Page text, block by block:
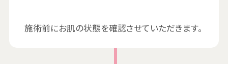
施術前にお肌の状態を確認させていただきます。